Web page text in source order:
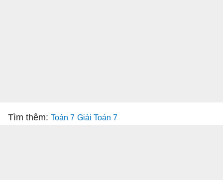
Tìm thêm: Toán 7 Giải Toán 7